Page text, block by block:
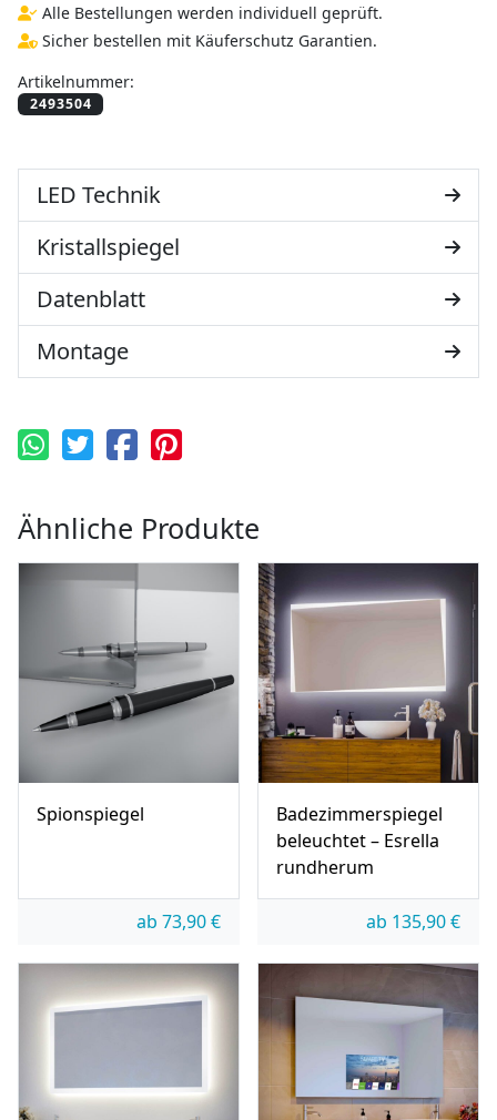
Alle Bestellungen werden individuell geprüft.
Sicher bestellen mit Käuferschutz Garantien.
Artikelnummer:
LED Technik
Kristallspiegel
Datenblatt
Montage
Ähnliche Produkte
Spionspiegel
ab 73,90€
Badezimmerspiegel
beleuchtet – Esrella
rundherum
ab 135,90€